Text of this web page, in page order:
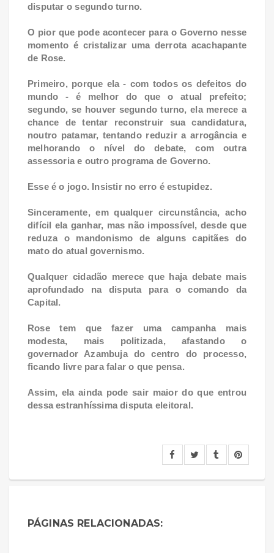
disputar o segundo turno.
O pior que pode acontecer para o Governo nesse
momento é cristalizar uma derrota acachapante
de Rose.
Primeiro, porque ela - com todos os defeitos do
mundo - é melhor do que o atual prefeito;
segundo, se houver segundo turno, ela merece a
chance de tentar reconstruir sua candidatura,
noutro patamar, tentando reduzir a arrogância e
melhorando o nível do debate, com outra
assessoria e outro programa de Governo.
Esse é o jogo. Insistir no erro é estupidez.
Sinceramente, em qualquer circunstância, acho
difícil ela ganhar, mas não impossível, desde que
reduza o mandonismo de alguns capitães do
mato do atual governismo.
Qualquer cidadão merece que haja debate mais
aprofundado na disputa para o comando da
Capital.
Rose tem que fazer uma campanha mais
modesta, mais politizada, afastando o
governador Azambuja do centro do processo,
ficando livre para falar o que pensa.
Assim, ela ainda pode sair maior do que entrou
dessa estranhíssima disputa eleitoral.
PÁGINAS RELACIONADAS: